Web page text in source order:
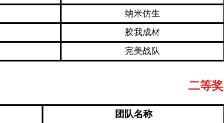
纳米仿生
胶我成材
完美战队
二等奖
团队名称